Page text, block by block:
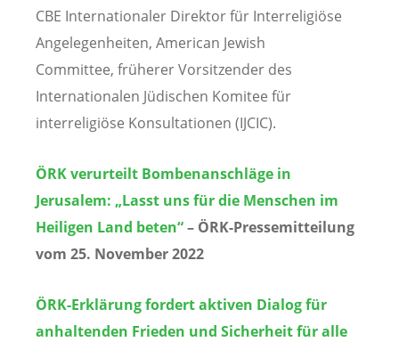
CBE Internationaler Direktor für Interreligiöse
Angelegenheiten, American Jewish
Committee, früherer Vorsitzender des
Internationalen Jüdischen Komitee für
interreligiöse Konsultationen (IJCIC).
ÖRK verurteilt Bombenanschläge in
Jerusalem: „Lasst uns für die Menschen im
Heiligen Land beten“– ÖRK-Pressemitteilung
vom 25. November 2022
ÖRK-Erklärung fordert aktiven Dialog für
anhaltenden Frieden und Sicherheit für alle